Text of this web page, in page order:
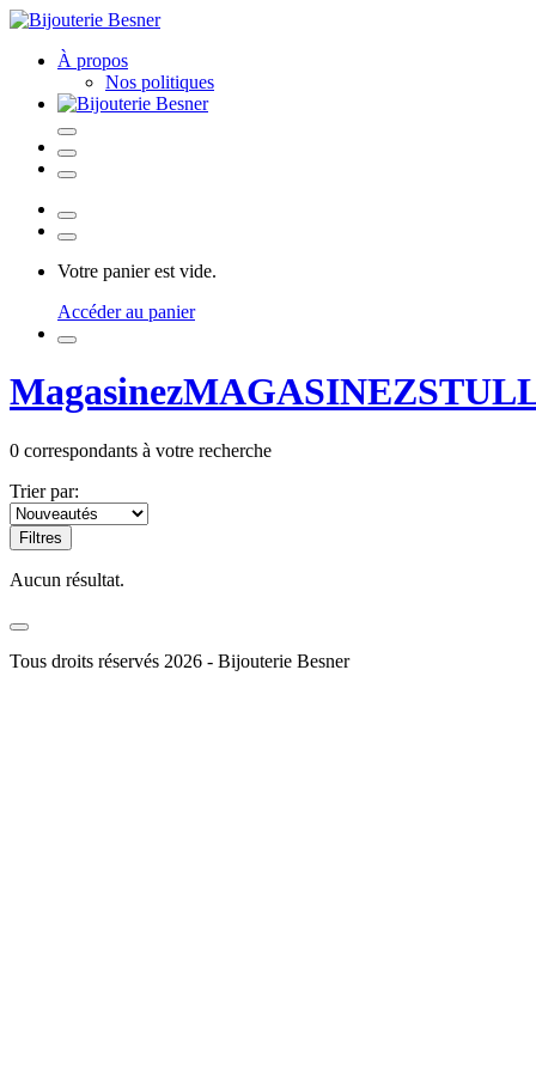
À propos
Nos politiques
Votre panier est vide.
Accéder au panier
MagasinezMAGASINEZ
0 correspondants à votre recherche
Trier par:
Filtres
Aucun résultat.
Tous droits réservés 2026 - Bijouterie Besner